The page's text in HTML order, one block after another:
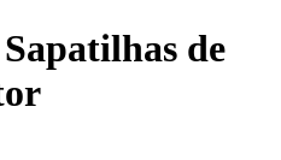
Sapatilhas de